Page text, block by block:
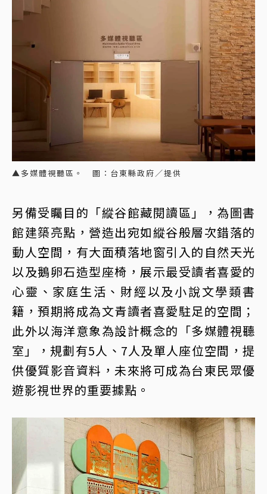
▲多媒體視聽區。 圖：台東縣政府／提供
另備受矚目的「縱谷館藏閱讀區」，為圖書
館建築亮點，營造出宛如縱谷般層次錯落的
動人空間，有大面積落地窗引入的自然天光
以及鵝卵石造型座椅，展示最受讀者喜愛的
心靈、家庭生活、財經以及小說文學類書
籍，預期將成為文青讀者喜愛駐足的空間；
此外以海洋意象為設計概念的「多媒體視聽
室」，規劃有5人、7人及單人座位空間，提
供優質影音資料，未來將可成為台東民眾優
遊影視世界的重要據點。